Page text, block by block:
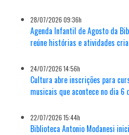
28/07/2026 09:36h
Agenda Infantil de Agosto da
reúne histórias e atividades
24/07/2026 14:56h
Cultura abre inscrições para
musicais que acontece no dia 6
22/07/2026 15:44h
Biblioteca Antonio Modanesi